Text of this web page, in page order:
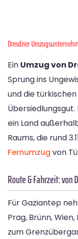
Dresdner
Ein Umzug von
Sprung ins
und die
Übersiedlungsgut.
ein Land
Raums, die rund
Fernumzug von
Route & Fahrzeit: von
Für Gaziantep
Prag, Brünn,
zum